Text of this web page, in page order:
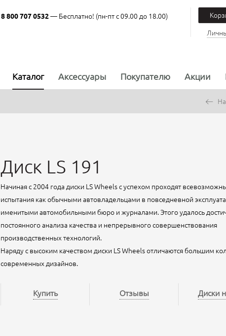
8 800 707 0532— Бесплатно! (пн-пт с 09.00 до 18.00)
Каталог Аксессуары Покупателю Акции
Диск LS 191
Начиная с 2004 года диски LS Wheels с успехом проходят
испытания как обычными автовладельцами в повседневной
именитыми автомобильными бюро и журналами. Этого удалось
постоянного анализа качества и непрерывного совершенствования
производственных технологий.
Наряду с высоким качеством диски LS Wheels отличаются большим
современных дизайнов.
Купить Отзывы Диски